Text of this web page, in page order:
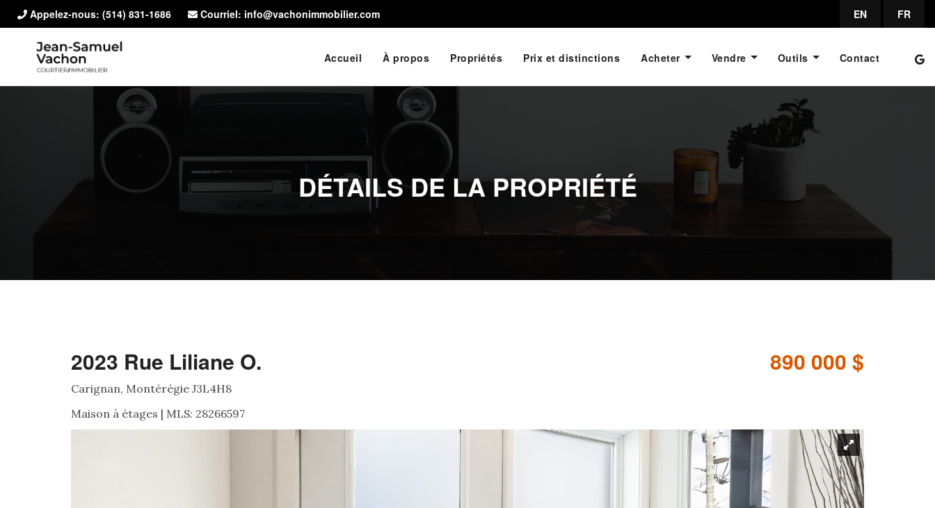
Appelez-nous: (514) 831-1686 Courriel: info@vachonimmobilier.com EN FR
Accueil À propos Propriétés Prix et distinctions Acheter Vendre Outils Contact
DÉTAILS DE LA PROPRIÉTÉ
2023 Rue Liliane O.
Carignan, Montérégie J3L4H8
Maison à étages | MLS: 28266597
890 000 $